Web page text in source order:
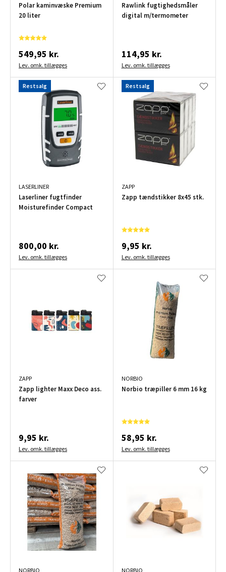
Polar kaminvæske Premium
20 liter
549,95 kr.
Lev. omk. tillægges
Rawlink fugtighedsmåler
digital m/termometer
114,95 kr.
Lev. omk. tillægges
Restsalg
LASERLINER
Laserliner fugtfinder
Moisturefinder Compact
800,00 kr.
Lev. omk. tillægges
Restsalg
ZAPP
Zapp tændstikker 8x45 stk.
9,95 kr.
Lev. omk. tillægges
ZAPP
Zapp lighter Maxx Deco ass.
farver
9,95 kr.
Lev. omk. tillægges
NORBIO
Norbio træpiller 6 mm 16 kg
58,95 kr.
Lev. omk. tillægges
NORBIO NORBIO